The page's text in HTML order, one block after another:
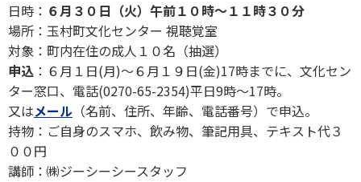
日時： ６月３０日（火）午前１０時～１１時３０分
場所：玉村町文化センター 視聴覚室
対象：町内在住の成人１０名（抽選）
申込 ：６月１日(月)〜６月１９日(金)17時までに、文化セン
ター窓口、電話(0270-65-2354)平日9時～17時。
又はメール （名前、住所、年齢、電話番号）で申込。
持物：ご自身のスマホ、飲み物、筆記用具、テキスト代３
００円
講師：㈱ジーシーシースタッフ